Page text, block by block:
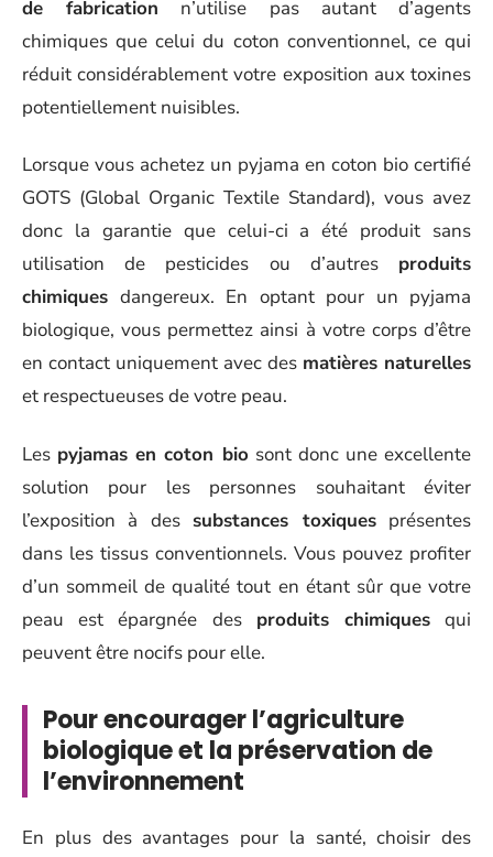
de fabrication n’utilise pas autant d’agents
chimiques que celui du coton conventionnel, ce qui
réduit considérablement votre exposition aux toxines
potentiellement nuisibles.
Lorsque vous achetez un pyjama en coton bio certifié
GOTS (Global Organic Textile Standard), vous avez
donc la garantie que celui-ci a été produit sans
utilisation de pesticides ou d’autres produits
chimiques dangereux. En optant pour un pyjama
biologique, vous permettez ainsi à votre corps d’être
en contact uniquement avec des matières naturelles
et respectueuses de votre peau.
Les pyjamas en coton bio sont donc une excellente
solution pour les personnes souhaitant éviter
l’exposition à des substances toxiquesprésentes
dans les tissus conventionnels. Vous pouvez profiter
d’un sommeil de qualité tout en étant sûr que votre
peau est épargnée des produits chimiquesqui
peuvent être nocifs pour elle.
Pour encourager l’agriculture
biologique et la préservation de
l’environnement
En plus des avantages pour la santé, choisir des